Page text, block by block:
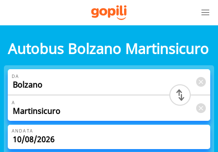
Autobus Bolzano Martinsicuro
DA
A
ANDATA